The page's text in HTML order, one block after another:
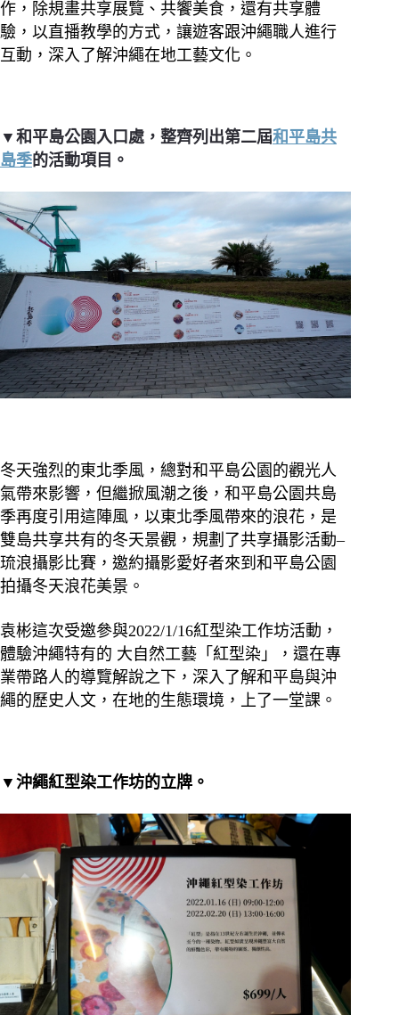
作，除規畫共享展覽、共饗美食，還有共享體
驗，以直播教學的方式，讓遊客跟沖繩職人進行
互動，深入了解沖繩在地工藝文化。
▼和平島公園入口處，整齊列出第二屆和平島共
島季的活動項目。
冬天強烈的東北季風，總對和平島公園的觀光人
氣帶來影響，但繼掀風潮之後，和平島公園共島
季再度引用這陣風，以東北季風帶來的浪花，是
雙島共享共有的冬天景觀，規劃了共享攝影活動–
琉浪攝影比賽，邀約攝影愛好者來到和平島公園
拍攝冬天浪花美景。
袁彬這次受邀參與2022/1/16紅型染工作坊活動，
體驗沖繩特有的 大自然工藝「紅型染」，還在專
業帶路人的導覽解說之下，深入了解和平島與沖
繩的歷史人文，在地的生態環境，上了一堂課。
▼沖繩紅型染工作坊的立牌。